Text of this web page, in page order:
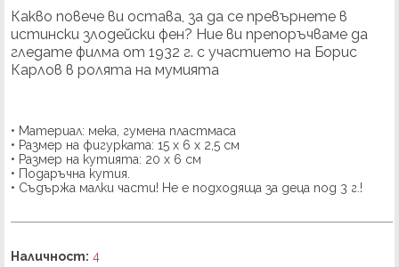
Какво повече ви остава, за да се превърнете в
истински злодейски фен? Ние ви препоръчваме да
гледате филма от 1932 г. с участието на Борис
Карлов в ролята на мумията
• Материал: мека, гумена пластмаса
• Размер на фигурката: 15 х 6 х 2,5 см
• Размер на кутията: 20 х 6 см
• Подаръчна кутия.
• Съдържа малки части! Не е подходяща за деца под 3 г.!
Наличност: 4